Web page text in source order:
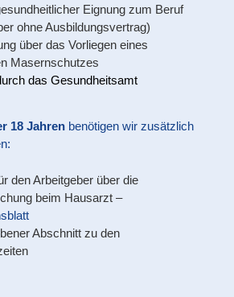
Eignung zum Beruf
ohne Ausbildungsvertrag)
über das Vorliegen eines
Masernschutzes
das Gesundheitsamt
18 Jahrenbenötigen wir zusätzlich
den Arbeitgeber über die
beim Hausarzt –
Abschnitt zu den